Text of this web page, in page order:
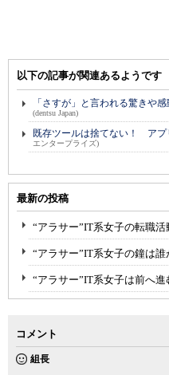
以下の記事が関連あるようです
「さすが」と言われる驚きや
(dentsu Japan)
既存ツールは捨てない！ アプ
エンタープライズ)
最新の投稿
“アラサー”IT系女子の転職活
“アラサー”IT系女子の鐘は
“アラサー”IT系女子は前へ進
コメント
組長